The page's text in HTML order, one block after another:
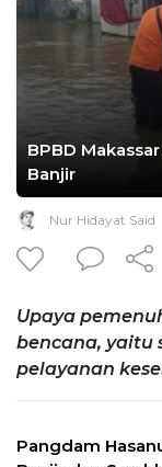
BPBD
Banjir
Nur Hidayat Said
Upaya
bencana, yaitu
pelayanan
Pangdam